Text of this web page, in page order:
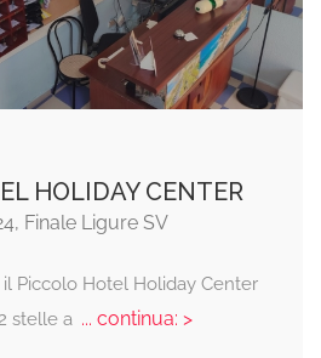
HOLIDAY CENTER
Finale Ligure SV
Piccolo Hotel Holiday Center
stelle a... continua: >